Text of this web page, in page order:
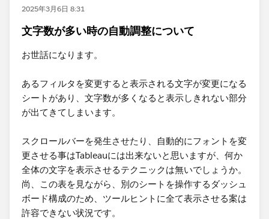
2025年3月6日 8:31
文字数が多い時の自動調整について
お世話になります。
あるフィルタを変更すると表示される文字が変更になる
シートがあり、文字数が多くなると表示しきれない部分
が出てきてしまいます。
スクロールバーを発生させたり、自動的にフォントを変
更させる事はTableauには出来ないと思いますが、何か
全体の文字を表示させるテクニックは無いでしょうか。
尚、この表を見ながら、別のシートを操作するダッシュ
ボード構成のため、ツールヒントに全て表示させる案は
許容できない状況です。